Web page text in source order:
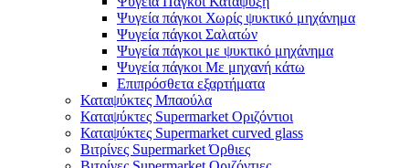
Ψυγεία πάγκοι Χωρίς ψυκτικό μηχάνημα
Ψυγεία πάγκοι Σαλατών
Ψυγεία πάγκοι με ψυκτικό μηχάνημα
Ψυγεία πάγκοι Με μηχανή κάτω
Επιπρόσθετα εξαρτήματα
Καταψύκτες Μπαούλα
Καταψύκτες Supermarket Οριζόντιοι
Καταψύκτες Supermarket curved glass
Βιτρίνες Supermarket Όρθιες